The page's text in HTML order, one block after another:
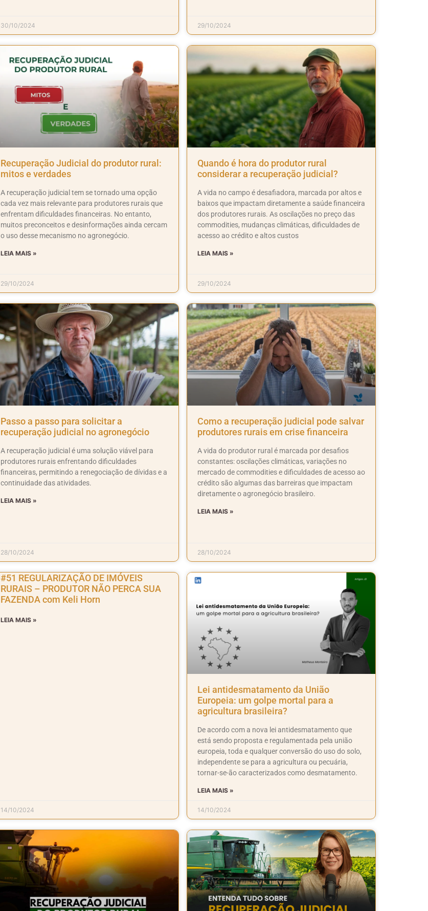
30/10/2024 29/10/2024
Recuperação Judicial do produtor rural:
mitos e verdades
A recuperação judicial tem se tornado uma opção
cada vez mais relevante para produtores rurais que
enfrentam dificuldades financeiras. No entanto,
muitos preconceitos e desinformações ainda cercam
o uso desse mecanismo no agronegócio.
LEIA MAIS »
29/10/2024
Quando é hora do produtor rural
considerar a recuperação judicial?
A vida no campo é desafiadora, marcada por altos e
baixos que impactam diretamente a saúde financeira
dos produtores rurais. As oscilações no preço das
commodities, mudanças climáticas, dificuldades de
acesso ao crédito e altos custos
LEIA MAIS »
29/10/2024
Passo a passo para solicitar a
recuperação judicial no agronegócio
A recuperação judicial é uma solução viável para
produtores rurais enfrentando dificuldades
financeiras, permitindo a renegociação de dívidas e a
continuidade das atividades.
LEIA MAIS »
28/10/2024
Como a recuperação judicial pode salvar
produtores rurais em crise financeira
A vida do produtor rural é marcada por desafios
constantes: oscilações climáticas, variações no
mercado de commodities e dificuldades de acesso ao
crédito são algumas das barreiras que impactam
diretamente o agronegócio brasileiro.
LEIA MAIS »
28/10/2024
#51 REGULARIZAÇÃO DE IMÓVEIS
RURAIS – PRODUTOR NÃO PERCA SUA
FAZENDA com Keli Horn
LEIA MAIS »
14/10/2024
Lei antidesmatamento da União
Europeia: um golpe mortal para a
agricultura brasileira?
De acordo com a nova lei antidesmatamento que
está sendo proposta e regulamentada pela união
europeia, toda e qualquer conversão do uso do solo,
independente se para a agricultura ou pecuária,
tornar-se-ão caracterizados como desmatamento.
LEIA MAIS »
14/10/2024